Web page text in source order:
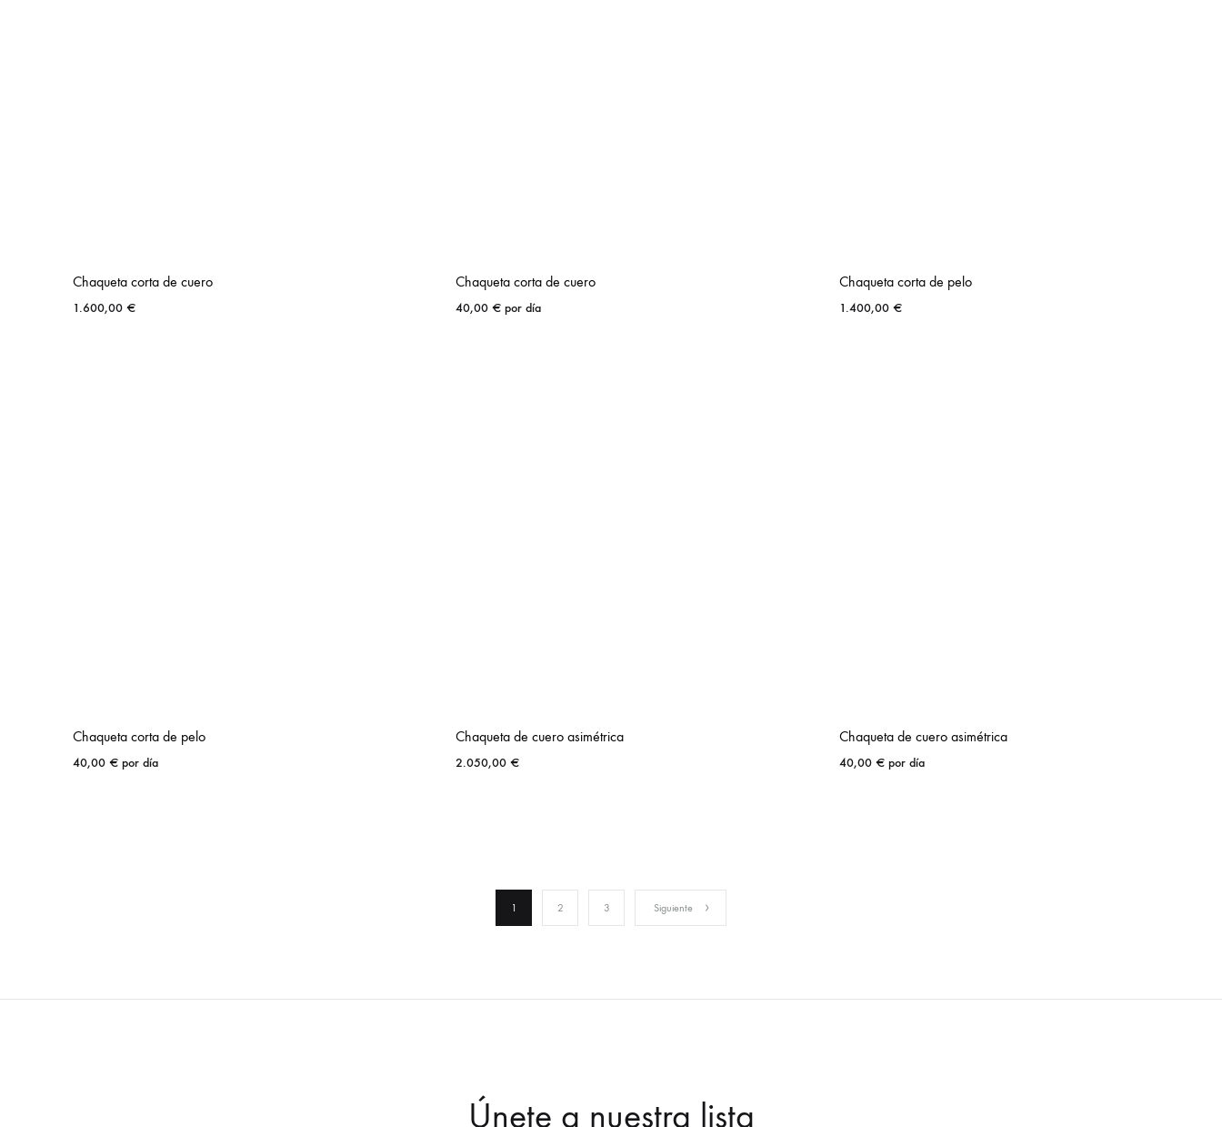
Chaqueta corta de cuero
1.600,00 €
Chaqueta corta de cuero
40,00€ por día
Chaqueta corta de pelo
1.400,00 €
Chaqueta corta de pelo
40,00 € por día
Chaqueta de cuero asimétrica
2.050,00€
Chaqueta de cuero asimétrica
40,00 €por día
1 2 3 Siguiente
Únete a nuestra lista